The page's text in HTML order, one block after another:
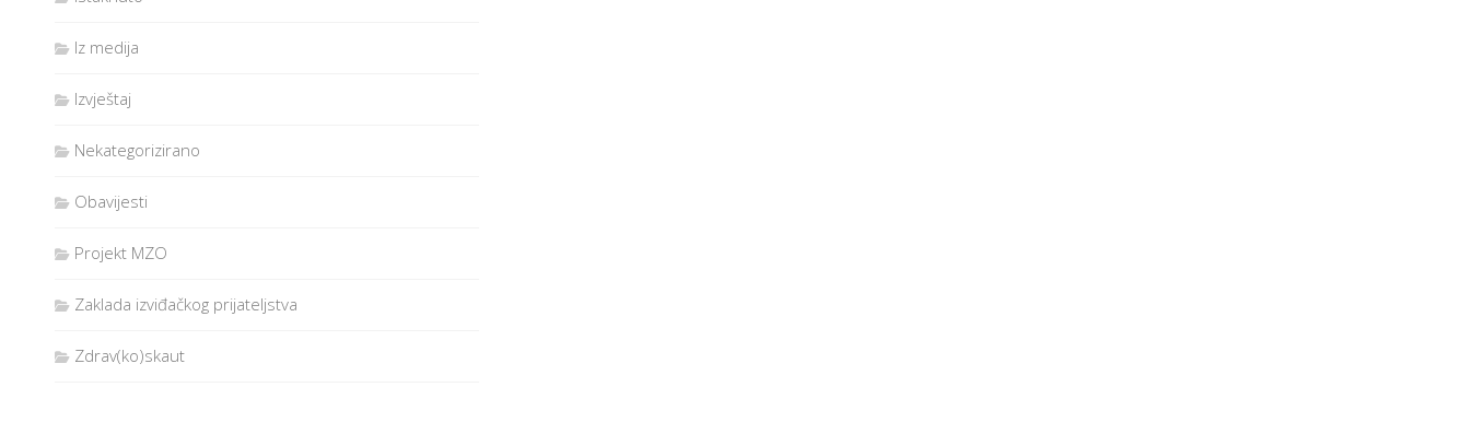
Iz medija
Izvještaj
Nekategorizirano
Obavijesti
Projekt MZO
Zaklada izviđačkog prijateljstva
Zdrav(ko)skaut